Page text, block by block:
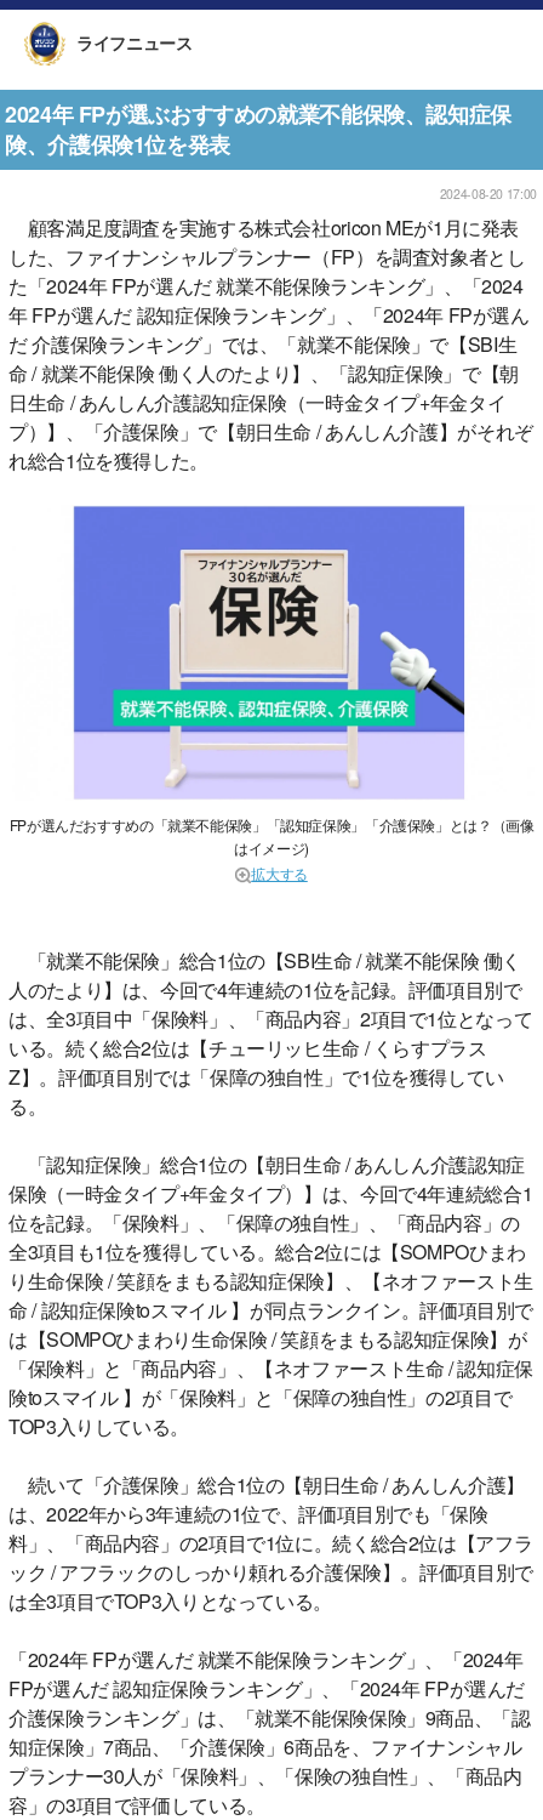
ライフニュース
2024年 FPが選ぶおすすめの就業不能保険、認知症保
険、介護保険1位を発表
2024-08-20 17:00
顧客満足度調査を実施する株式会社oricon MEが1月に発表
した、ファイナンシャルプランナー（FP）を調査対象者とし
た「2024年 FPが選んだ 就業不能保険ランキング」、「2024
年 FPが選んだ 認知症保険ランキング」、「2024年 FPが選ん
だ 介護保険ランキング」では、「就業不能保険」で【SBI生
命 / 就業不能保険 働く人のたより】、「認知症保険」で【朝
日生命 / あんしん介護認知症保険（一時金タイプ+年金タイ
プ）】、「介護保険」で【朝日生命 / あんしん介護】がそれぞ
れ総合1位を獲得した。
FPが選んだおすすめの「就業不能保険」「認知症保険」「介護保険」とは？（画像
はイメージ)
拡大する
「就業不能保険」総合1位の【SBI生命 / 就業不能保険 働く
人のたより】は、今回で4年連続の1位を記録。評価項目別で
は、全3項目中「保険料」、「商品内容」2項目で1位となって
いる。続く総合2位は【チューリッヒ生命 / くらすプラス
Z】。評価項目別では「保障の独自性」で1位を獲得してい
る。
「認知症保険」総合1位の【朝日生命 / あんしん介護認知症
保険（一時金タイプ+年金タイプ）】は、今回で4年連続総合1
位を記録。「保険料」、「保障の独自性」、「商品内容」の
全3項目も1位を獲得している。総合2位には【SOMPOひまわ
り生命保険 / 笑顔をまもる認知症保険】、【ネオファースト生
命 / 認知症保険toスマイル 】が同点ランクイン。評価項目別で
は【SOMPOひまわり生命保険 / 笑顔をまもる認知症保険】が
「保険料」と「商品内容」、【ネオファースト生命 / 認知症保
険toスマイル 】が「保険料」と「保障の独自性」の2項目で
TOP3入りしている。
続いて「介護保険」総合1位の【朝日生命 / あんしん介護】
は、2022年から3年連続の1位で、評価項目別でも「保険
料」、「商品内容」の2項目で1位に。続く総合2位は【アフラ
ック / アフラックのしっかり頼れる介護保険】。評価項目別で
は全3項目でTOP3入りとなっている。
「2024年 FPが選んだ 就業不能保険ランキング」、「2024年
FPが選んだ 認知症保険ランキング」、「2024年 FPが選んだ
介護保険ランキング」は、「就業不能保険保険」9商品、「認
知症保険」7商品、「介護保険」6商品を、ファイナンシャル
プランナー30人が「保険料」、「保険の独自性」、「商品内
容」の3項目で評価している。